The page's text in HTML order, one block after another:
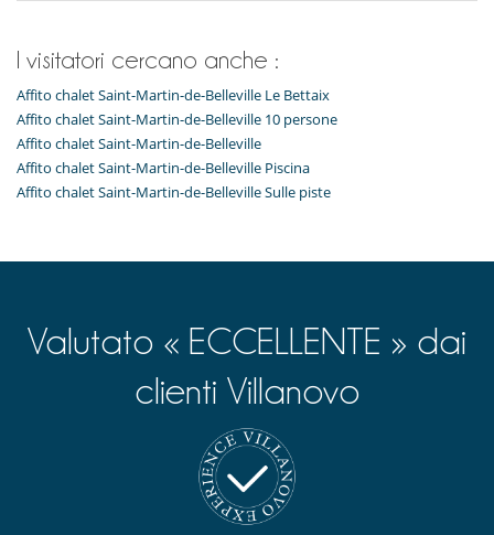
I visitatori cercano anche :
Affito chalet Saint-Martin-de-Belleville Le Bettaix
Affito chalet Saint-Martin-de-Belleville 10 persone
Affito chalet Saint-Martin-de-Belleville
Affito chalet Saint-Martin-de-Belleville Piscina
Affito chalet Saint-Martin-de-Belleville Sulle piste
Valutato « ECCELLENTE » dai
clienti Villanovo